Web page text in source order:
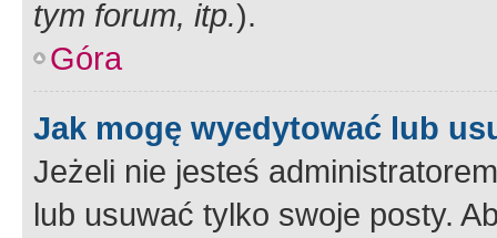
tym forum, itp.).
Góra
Jak mogę wyedytować lub
Jeżeli nie jesteś
lub usuwać tylko swoje posty.